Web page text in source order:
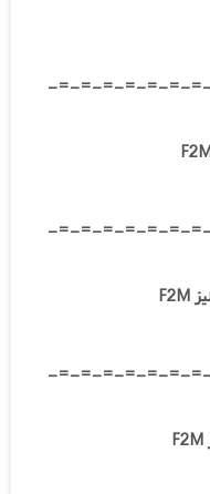
-=-=-=-=-=-=-
-=-=-=-=-=-=-
-=-=-=-=-=-=-